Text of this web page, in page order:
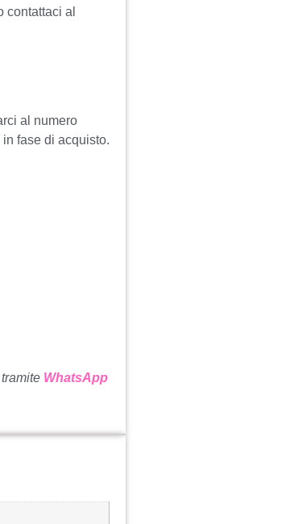
contattaci al
al numero
fase di acquisto.
WhatsApp